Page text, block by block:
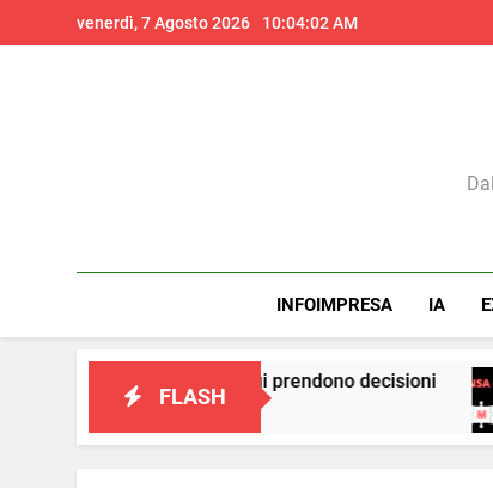
to
venerdì, 7 Agosto 2026 10:04:03 AM
INFOIMPRESA IA
FLASH
in cui prendono decisioni La teoria
3 Giorni